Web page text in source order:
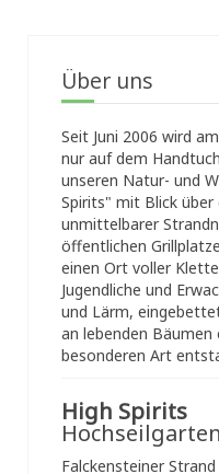
Über uns
Seit Juni 2006 wird
nur auf dem
unseren Natur- und
Spirits" mit Blick über
unmittelbarer
öffentlichen
einen Ort voller
Jugendliche und
und Lärm,
an lebenden
besonderen Art
High Spirits
Falckensteiner Strand